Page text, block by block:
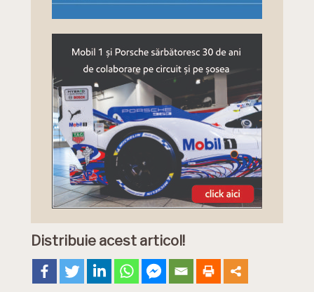
Distribuie acest articol!